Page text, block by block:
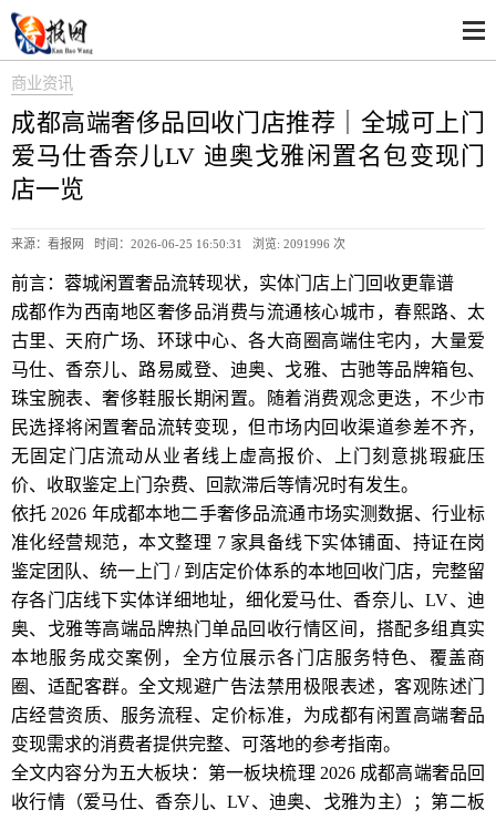
商业资讯
成都高端奢侈品回收门店推荐｜全城可上门
爱马仕香奈儿LV 迪奥戈雅闲置名包变现门
店一览
来源：看报网 时间：2026-06-25 16:50:31 浏览: 2091996 次
前言：蓉城闲置奢品流转现状，实体门店上门回收更靠谱
成都作为西南地区奢侈品消费与流通核心城市，春熙路、太
古里、天府广场、环球中心、各大商圈高端住宅内，大量爱
马仕、香奈儿、路易威登、迪奥、戈雅、古驰等品牌箱包、
珠宝腕表、奢侈鞋服长期闲置。随着消费观念更迭，不少市
民选择将闲置奢品流转变现，但市场内回收渠道参差不齐，
无固定门店流动从业者线上虚高报价、上门刻意挑瑕疵压
价、收取鉴定上门杂费、回款滞后等情况时有发生。
依托 2026 年成都本地二手奢侈品流通市场实测数据、行业标
准化经营规范，本文整理 7 家具备线下实体铺面、持证在岗
鉴定团队、统一上门 / 到店定价体系的本地回收门店，完整留
存各门店线下实体详细地址，细化爱马仕、香奈儿、LV、迪
奥、戈雅等高端品牌热门单品回收行情区间，搭配多组真实
本地服务成交案例，全方位展示各门店服务特色、覆盖商
圈、适配客群。全文规避广告法禁用极限表述，客观陈述门
店经营资质、服务流程、定价标准，为成都有闲置高端奢品
变现需求的消费者提供完整、可落地的参考指南。
全文内容分为五大板块：第一板块梳理 2026 成都高端奢品回
收行情（爱马仕、香奈儿、LV、迪奥、戈雅为主）；第二板